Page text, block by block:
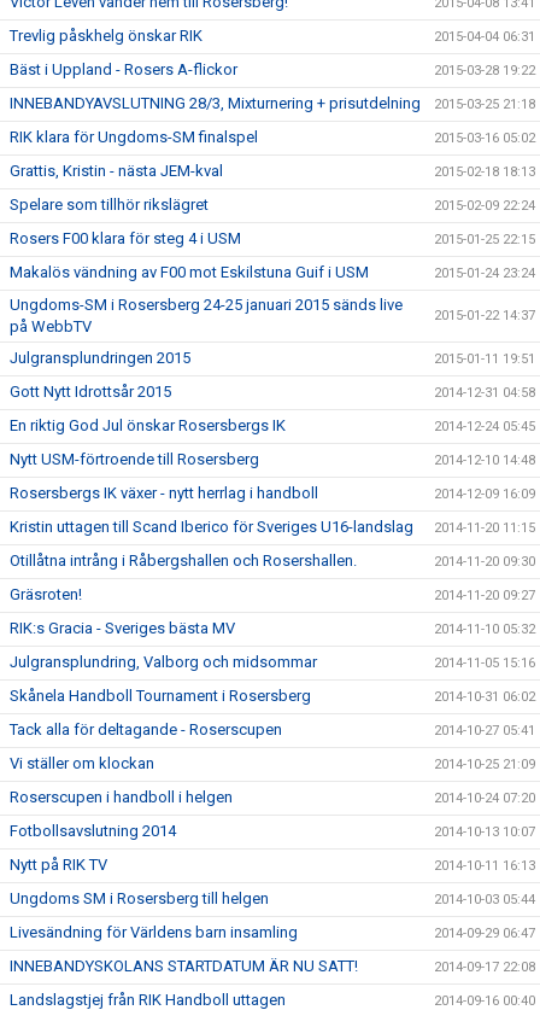
Trevlig påskhelg önskar RIK 2015-04-04 06:31
Bäst i Uppland - Rosers A-flickor 2015-03-28 19:22
INNEBANDYAVSLUTNING 28/3, Mixturnering + prisutdelning 2015-03-25 21:18
RIK klara för Ungdoms-SM finalspel 2015-03-16 05:02
Grattis, Kristin - nästa JEM-kval 2015-02-18 18:13
Spelare som tillhör rikslägret 2015-02-09 22:24
Rosers F00 klara för steg 4 i USM 2015-01-25 22:15
Makalös vändning av F00 mot Eskilstuna Guif i USM 2015-01-24 23:24
Ungdoms-SM i Rosersberg 24-25 januari 2015 sänds live
på WebbTV
2015-01-22 14:37
Julgransplundringen 2015 2015-01-11 19:51
Gott Nytt Idrottsår 2015 2014-12-31 04:58
En riktig God Jul önskar Rosersbergs IK 2014-12-24 05:45
Nytt USM-förtroende till Rosersberg 2014-12-10 14:48
Rosersbergs IK växer - nytt herrlag i handboll 2014-12-09 16:09
Kristin uttagen till Scand Iberico för Sveriges U16-landslag 2014-11-20 11:15
Otillåtna intrång i Råbergshallen och Rosershallen. 2014-11-20 09:30
Gräsroten! 2014-11-20 09:27
RIK:s Gracia - Sveriges bästa MV 2014-11-10 05:32
Julgransplundring, Valborg och midsommar 2014-11-05 15:16
Skånela Handboll Tournament i Rosersberg 2014-10-31 06:02
Tack alla för deltagande - Roserscupen 2014-10-27 05:41
Vi ställer om klockan 2014-10-25 21:09
Roserscupen i handboll i helgen 2014-10-24 07:20
Fotbollsavslutning 2014 2014-10-13 10:07
Nytt på RIK TV 2014-10-11 16:13
Ungdoms SM i Rosersberg till helgen 2014-10-03 05:44
Livesändning för Världens barn insamling 2014-09-29 06:47
INNEBANDYSKOLANS STARTDATUM ÄR NU SATT! 2014-09-17 22:08
Landslagstjej från RIK Handboll uttagen 2014-09-16 00:40